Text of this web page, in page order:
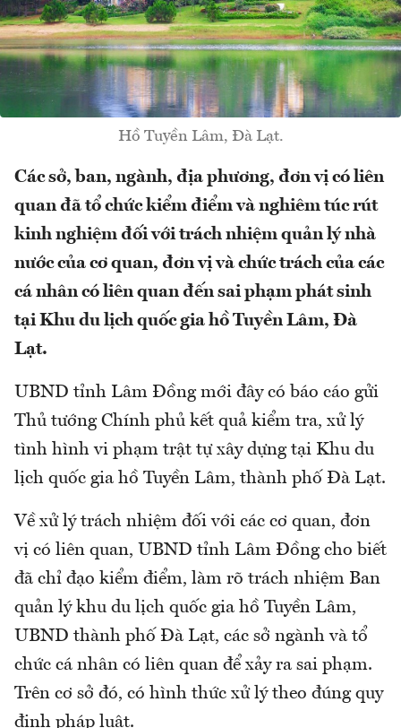
Hồ Tuyền Lâm, Đà Lạt.
Các sở, ban, ngành, địa phương, đơn vị có liên
quan đã tổ chức kiểm điểm và nghiêm túc rút
kinh nghiệm đối với trách nhiệm quản lý nhà
nước của cơ quan, đơn vị và chức trách của các
cá nhân có liên quan đến sai phạm phát sinh
tại Khu du lịch quốc gia hồ Tuyền Lâm, Đà
Lạt.
UBND tỉnh Lâm Đồng mới đây có báo cáo gửi
Thủ tướng Chính phủ kết quả kiểm tra, xử lý
tình hình vi phạm trật tự xây dựng tại Khu du
lịch quốc gia hồ Tuyền Lâm, thành phố Đà Lạt.
Về xử lý trách nhiệm đối với các cơ quan, đơn
vị có liên quan, UBND tỉnh Lâm Đồng cho biết
đã chỉ đạo kiểm điểm, làm rõ trách nhiệm Ban
quản lý khu du lịch quốc gia hồ Tuyền Lâm,
UBND thành phố Đà Lạt, các sở ngành và tổ
chức cá nhân có liên quan để xảy ra sai phạm.
Trên cơ sở đó, có hình thức xử lý theo đúng quy
định pháp luật.